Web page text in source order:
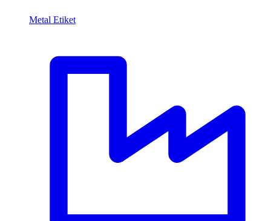
Metal Etiket